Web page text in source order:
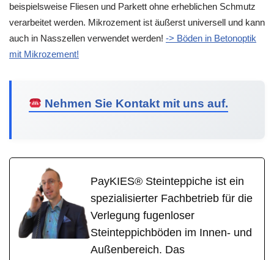
beispielsweise Fliesen und Parkett ohne erheblichen Schmutz
verarbeitet werden. Mikrozement ist äußerst universell und kann
auch in Nasszellen verwendet werden! -> Böden in Betonoptik
mit Mikrozement!
Nehmen Sie Kontakt mit uns auf.
PayKIES® Steinteppiche ist ein
spezialisierter Fachbetrieb für die
Verlegung fugenloser
Steinteppichböden im Innen- und
Außenbereich. Das